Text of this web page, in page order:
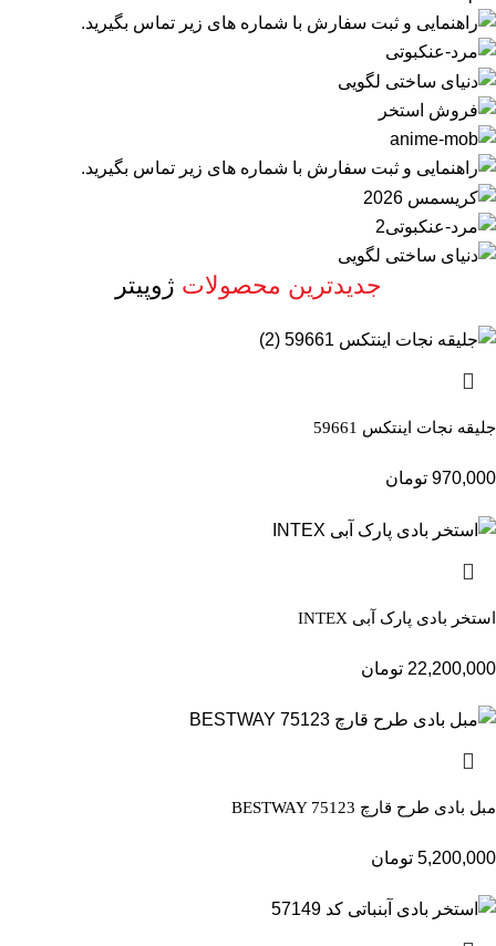
جدیدترین محصولات ژوپیتر
جلیقه نجات اینتکس 59661
970,000 تومان
استخر بادی پارک آبی INTEX
22,200,000 تومان
مبل بادی طرح قارچ BESTWAY 75123
5,200,000 تومان